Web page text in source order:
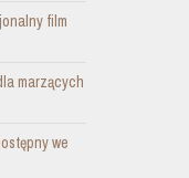
film
marzących
we